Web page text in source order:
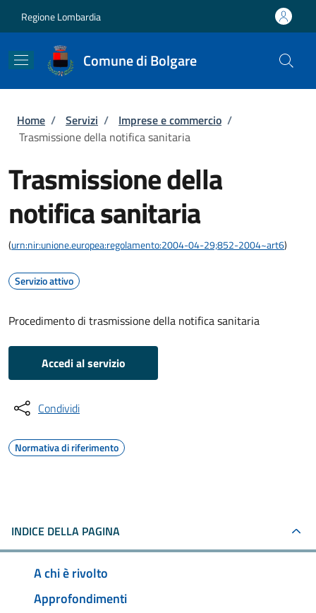
Regione Lombardia
Comune di Bolgare
Briciole di pane
Home / Servizi / Imprese e commercio /
Trasmissione della notifica sanitaria
Trasmissione della
notifica sanitaria
(urn:nir:unione.europea:regolamento:2004-04-29;852-2004~art6)
Servizio attivo
Procedimento di trasmissione della notifica sanitaria
Accedi al servizio
Condividi
Normativa di riferimento
INDICE DELLA PAGINA
A chi è rivolto
Approfondimenti